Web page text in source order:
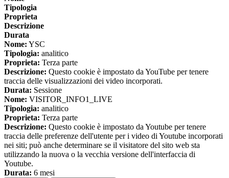
Tipologia
Proprieta
Descrizione
Durata
Nome: YSC
Tipologia: analitico
Proprieta: Terza parte
Descrizione: Questo cookie è impostato da YouTube per tenere
traccia delle visualizzazioni dei video incorporati.
Durata: Sessione
Nome: VISITOR_INFO1_LIVE
Tipologia: analitico
Proprieta: Terza parte
Descrizione: Questo cookie è impostato da Youtube per tenere
traccia delle preferenze dell'utente per i video di Youtube incorporati
nei siti; può anche determinare se il visitatore del sito web sta
utilizzando la nuova o la vecchia versione dell'interfaccia di
Youtube.
Durata: 6 mesi